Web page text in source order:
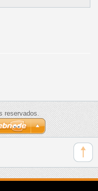
reservados.